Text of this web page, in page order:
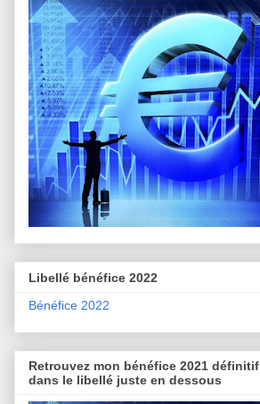
Libellé bénéfice 2022
Bénéfice 2022
Retrouvez mon bénéfice 2021 définitif
dans le libellé juste en dessous